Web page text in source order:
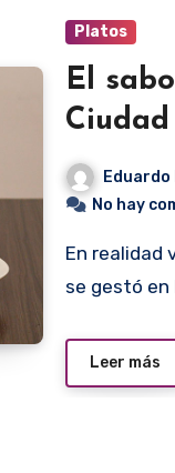
Platos
El
Eduardo
No hay
En realidad vuelve al lugar dónde nació. Porque El Paisano
se gestó
Leer más